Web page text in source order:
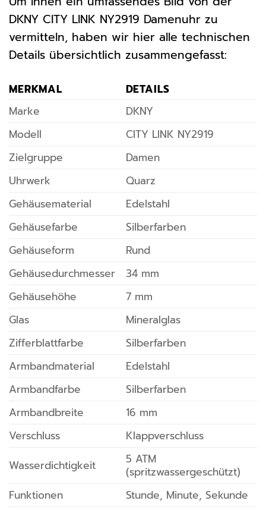
DKNY CITY LINK NY2919 Damenuhr zu
vermitteln, haben wir hier alle technischen
Details übersichtlich zusammengefasst:
MERKMAL
DETAILS
Marke
DKNY
Modell
CITY LINK NY2919
Zielgruppe
Damen
Uhrwerk
Quarz
Gehäusematerial
Edelstahl
Gehäusefarbe
Silberfarben
Gehäuseform
Rund
Gehäusedurchmesser
34 mm
Gehäusehöhe
7 mm
Glas
Mineralglas
Zifferblattfarbe
Silberfarben
Armbandmaterial
Edelstahl
Armbandfarbe
Silberfarben
Armbandbreite
16 mm
Verschluss
Klappverschluss
Wasserdichtigkeit
5 ATM
(spritzwassergeschützt)
Funktionen
Stunde, Minute, Sekunde